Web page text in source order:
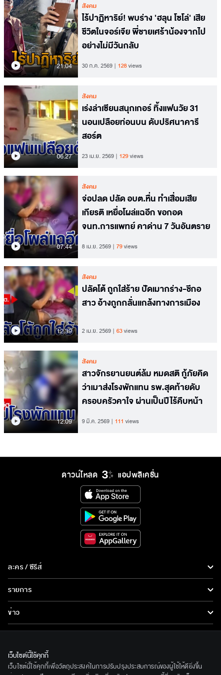
21.04
สังคม
ไร้ปาฏิหาริย์! พบร่าง 'ฮลุน โซโล่' เสีย
ชีวิตในจอร์เจีย พี่ชายเศร้าน้องจากไป
อย่างไม่มีวันกลับ
30 ก.ค. 2569 128views
06.27
สังคม
เร่งล่าเซียนสนุกเกอร์ ทิ้งแฟนวัย 31
นอนเปลือยท่อนบน ดับปริศนาคารี
สอร์ต
23 เม.ย. 2569 129views
07.44
สังคม
จ่อปลด ปลัด อบต.หื่น ทำเสื่อมเสีย
เกียรติ เหยื่อโผล่แฉอีก ขอกอด
จนท.การแพทย์ คาด่าน 7 วันอันตราย
8 เม.ย. 2569 79views
12.39
สังคม
ปลัดโต้ ถูกใส่ร้าย ปัดเมากร่าง-ชีกอ
สาว อ้างถูกกลั่นแกล้งทางการเมือง
2 เม.ย. 2569 63views
12.09
สังคม
สาวจักรยานยนต์ล้ม หมดสติ กู้ภัยคิด
ว่าเมาส่งโรงพักแทน รพ.สุดท้ายดับ
ครอบครัวคาใจ ผ่านเป็นปีไร้คืบหน้า
9 มี.ค. 2569 111 views
ดาวน์โหลด แอปพลิเคชั่น
ละคร / ซีรีส์
ซีรีส์นานาชาติ
การ์ตูน & เกม
รายการ
ข่าว
ข่าวประชาสัมพันธ์
ทีวีออนไลน์
เกี่ยวกับเรา
BEC World
เว็บไซต์นี้ใช้คุกกี้
เว็บไซต์นี้ใช้คุกกี้เพื่อวัตถุประสงค์ในการปรับปรุงประสบการณ์ของผู้ใช้ให้ดียิ่งขึ้น